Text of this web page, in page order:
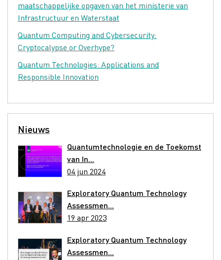
maatschappelijke opgaven van het ministerie van
Infrastructuur en Waterstaat
Quantum Computing and Cybersecurity:
Cryptocalypse or Overhype?
Quantum Technologies: Applications and
Responsible Innovation
Nieuws
Quantumtechnologie en de Toekomst
van In...
04 jun 2024
Exploratory Quantum Technology
Assessmen...
19 apr 2023
Exploratory Quantum Technology
Assessmen...